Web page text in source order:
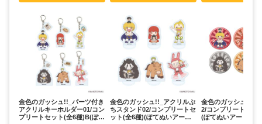
金色のガッシュ!!_パーツ付き
アクリルキーホルダー01/コン
プリートセット(全6種)B(ぽて
金色のガッシュ!!_アクリルぷ
ちスタンド02/コンプリートセ
ット(全6種)(ぽてぬいアート)
金色のガッシュ!!_缶
2/コンプリートセッ
(ぽてぬいアート)【